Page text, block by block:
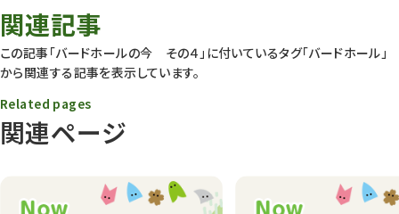
動物園
動物園長のZooコラム
動物園その他
407
関連記事
この記事「バードホールの今 その４」に付いているタグ「バードホール」
から関連する記事を表示しています。
関連ページ
Related pages